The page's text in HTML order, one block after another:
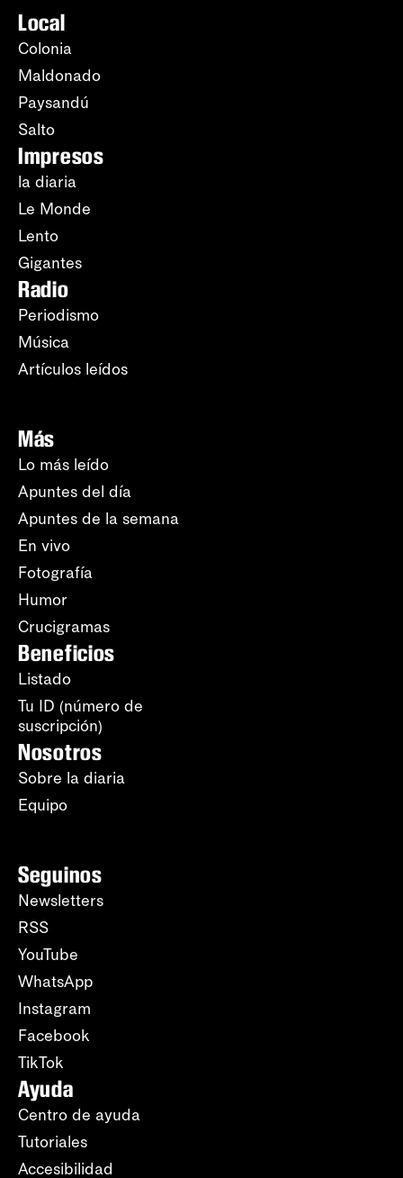
Local
Colonia
Maldonado
Paysandú
Salto
Impresos
la diaria
Le Monde
Lento
Gigantes
Radio
Periodismo
Música
Artículos leídos
Más
Lo más leído
Apuntes del día
Apuntes de la semana
En vivo
Fotografía
Humor
Crucigramas
Beneficios
Listado
Tu ID (número de
suscripción)
Nosotros
Sobre la diaria
Equipo
Seguinos
Newsletters
RSS
YouTube
WhatsApp
Instagram
Facebook
TikTok
Ayuda
Centro de ayuda
Tutoriales
Accesibilidad